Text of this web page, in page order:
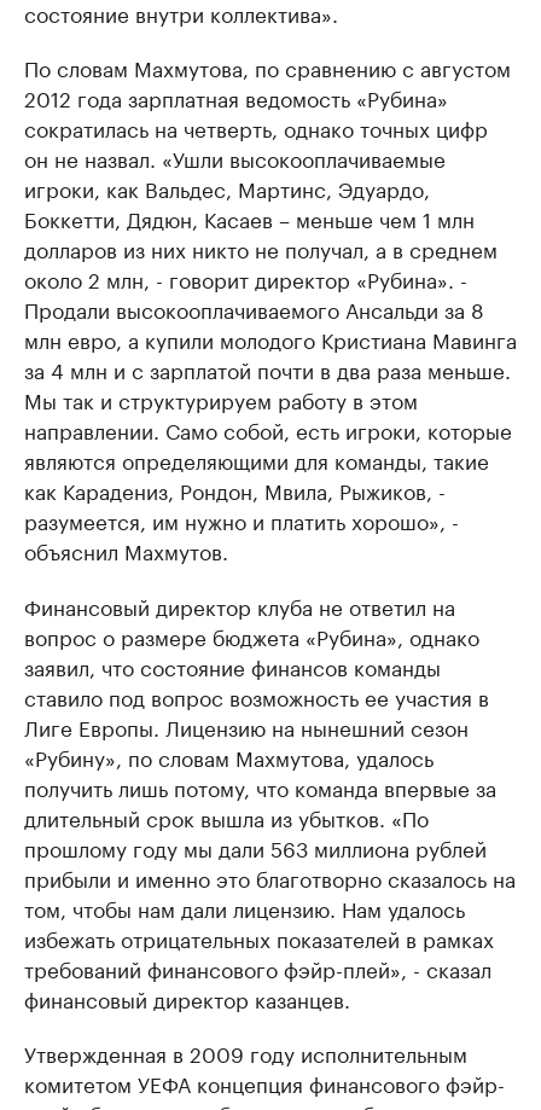
состояние внутри коллектива».
По словам Махмутова, по сравнению с августом
2012 года зарплатная ведомость «Рубина»
сократилась на четверть, однако точных цифр
он не назвал. «Ушли высокооплачиваемые
игроки, как Вальдес, Мартинс, Эдуардо,
Боккетти, Дядюн, Касаев – меньше чем 1 млн
долларов из них никто не получал, а в среднем
около 2 млн, - говорит директор «Рубина». -
Продали высокооплачиваемого Ансальди за 8
млн евро, а купили молодого Кристиана Мавинга
за 4 млн и с зарплатой почти в два раза меньше.
Мы так и структурируем работу в этом
направлении. Само собой, есть игроки, которые
являются определяющими для команды, такие
как Карадениз, Рондон, Мвила, Рыжиков, -
разумеется, им нужно и платить хорошо», -
объяснил Махмутов.
Финансовый директор клуба не ответил на
вопрос о размере бюджета «Рубина», однако
заявил, что состояние финансов команды
ставило под вопрос возможность ее участия в
Лиге Европы. Лицензию на нынешний сезон
«Рубину», по словам Махмутова, удалось
получить лишь потому, что команда впервые за
длительный срок вышла из убытков. «По
прошлому году мы дали 563 миллиона рублей
прибыли и именно это благотворно сказалось на
том, чтобы нам дали лицензию. Нам удалось
избежать отрицательных показателей в рамках
требований финансового фэйр-плей», - сказал
финансовый директор казанцев.
Утвержденная в 2009 году исполнительным
комитетом УЕФА концепция финансового фэйр-